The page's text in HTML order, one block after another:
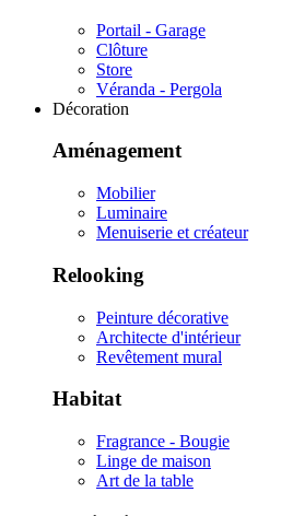
Portail - Garage
Clôture
Store
Véranda - Pergola
Décoration
Aménagement
Mobilier
Luminaire
Menuiserie et créateur
Relooking
Peinture décorative
Architecte d'intérieur
Revêtement mural
Habitat
Fragrance - Bougie
Linge de maison
Art de la table